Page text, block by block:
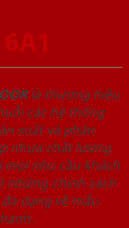
là thương hiệu
các hệ thống
xuất và phân
nhựa chất lượng
mọi nhu cầu khách
những chính sách
dạng về mẫu